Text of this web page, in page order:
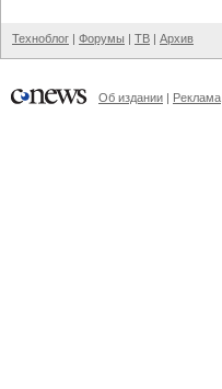
Техноблог | Форумы | ТВ | Архив
Об издании | Реклама